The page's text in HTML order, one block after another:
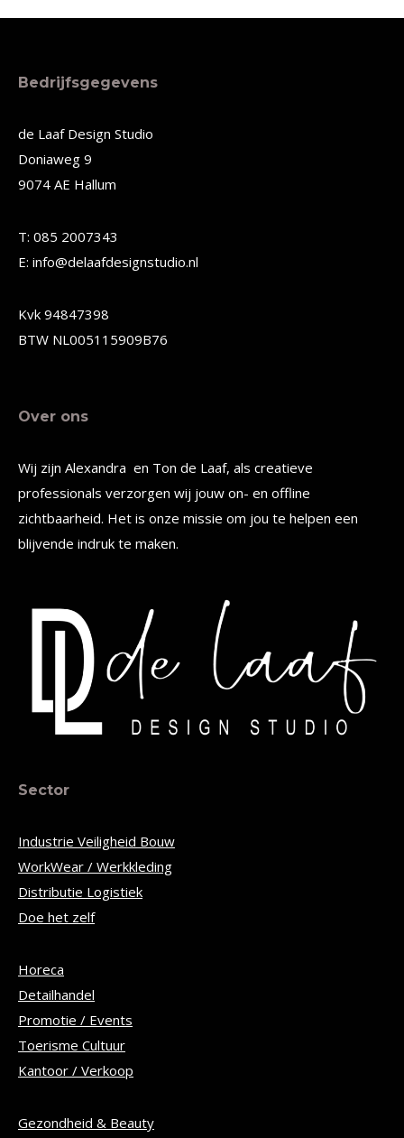
product
meerdere
Deze
optie
kan
worden
de
productpagina
product
Bedrijfsgegevens
de Laaf Design Studio
Doniaweg 9
9074 AE Hallum
T: 085 2007343
E: info@delaafdesignstudio.nl
Kvk 94847398
BTW NL005115909B76
Over ons
Wij zijn Alexandra en Ton de Laaf, als creatieve
professionals verzorgen wij jouw on- en offline
zichtbaarheid. Het is onze missie om jou te helpen een
blijvende indruk te maken.
Sector
Industrie Veiligheid Bouw
WorkWear / Werkkleding
Distributie Logistiek
Doe het zelf
Horeca
Detailhandel
Promotie / Events
Toerisme Cultuur
Kantoor / Verkoop
Gezondheid & Beauty